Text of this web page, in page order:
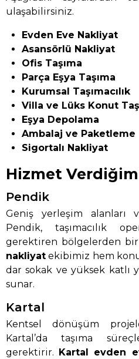
ulaşabilirsiniz.
Evden Eve Nakliyat
Asansörlü Nakliyat
Ofis Taşıma
Parça Eşya Taşıma
Kurumsal Taşımacılık
Villa ve Lüks Konut
Eşya Depolama
Ambalaj ve Paketleme
Sigortalı Nakliyat
Hizmet
Pendik
Geniş yerleşim alanları
Pendik, taşımacılık
gerektiren bölgelerden
nakliyat ekibimiz hem
dar sokak ve yüksek katlı
sunar.
Kartal
Kentsel dönüşüm
Kartal’da taşıma
gerektirir.
Kartal evden